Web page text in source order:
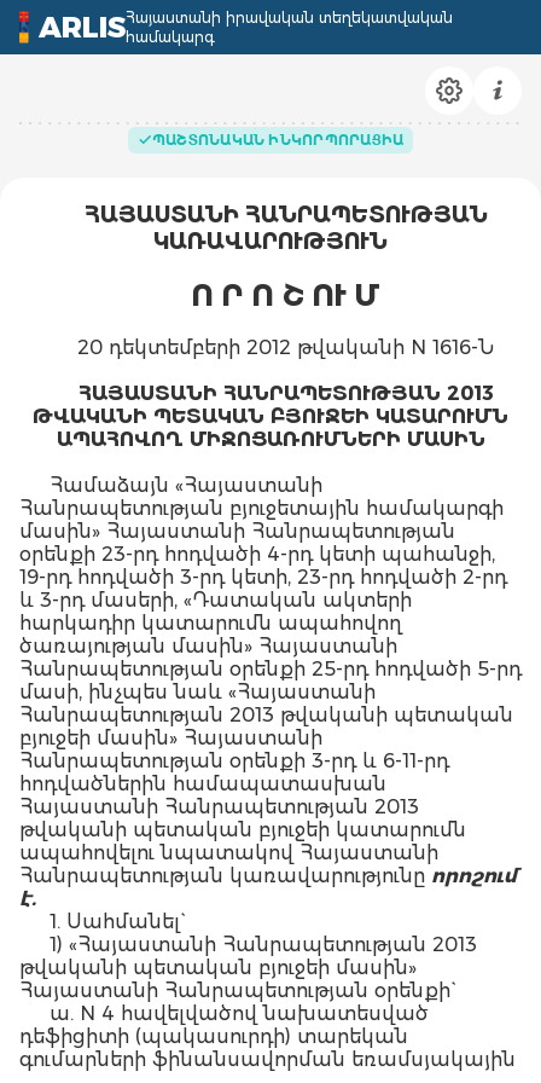
ARLISՀայաստանի իրավական տեղեկատվական
համակարգ
ՊԱՇՏՈՆԱԿԱՆ ԻՆԿՈՐՊՈՐԱՑԻԱ
ՀԱՅԱՍՏԱՆԻ ՀԱՆՐԱՊԵՏՈՒԹՅԱՆ
ԿԱՌԱՎԱՐՈՒԹՅՈՒՆ
Ո Ր Ո Շ ՈՒ Մ
20 դեկտեմբերի 2012 թվականի N 1616-Ն
ՀԱՅԱՍՏԱՆԻ ՀԱՆՐԱՊԵՏՈՒԹՅԱՆ 2013
ԹՎԱԿԱՆԻ ՊԵՏԱԿԱՆ ԲՅՈՒՋԵԻ ԿԱՏԱՐՈՒՄՆ
ԱՊԱՀՈՎՈՂ ՄԻՋՈՑԱՌՈՒՄՆԵՐԻ ՄԱՍԻՆ
Համաձայն «Հայաստանի
Հանրապետության բյուջետային համակարգի
մասին» Հայաստանի Հանրապետության
օրենքի 23-րդ հոդվածի 4-րդ կետի պահանջի,
19-րդ հոդվածի 3-րդ կետի, 23-րդ հոդվածի 2-րդ
և 3-րդ մասերի, «Դատական ակտերի
հարկադիր կատարումն ապահովող
ծառայության մասին» Հայաստանի
Հանրապետության օրենքի 25-րդ հոդվածի 5-րդ
մասի, ինչպես նաև «Հայաստանի
Հանրապետության 2013 թվականի պետական
բյուջեի մասին» Հայաստանի
Հանրապետության օրենքի 3-րդ և 6-11-րդ
հոդվածներին համապատասխան
Հայաստանի Հանրապետության 2013
թվականի պետական բյուջեի կատարումն
ապահովելու նպատակով Հայաստանի
Հանրապետության կառավարությունը որոշում
է.
1. Սահմանել`
1) «Հայաստանի Հանրապետության 2013
թվականի պետական բյուջեի մասին»
Հայաստանի Հանրապետության օրենքի`
ա. N 4 հավելվածով նախատեսված
դեֆիցիտի (պակասուրդի) տարեկան
գումարների ֆինանսավորման եռամսյակային